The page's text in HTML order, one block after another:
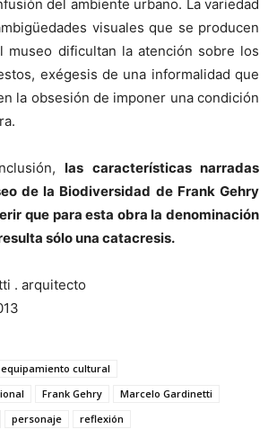
del ambiente urbano. La variedad
visuales que se producen
museo dificultan la atención sobre los
exégesis de una informalidad que
la obsesión de imponer una condición
las características narradas
de la Biodiversidad de Frank Gehry
que para esta obra la denominación
sólo una catacresis.
. arquitecto
equipamiento cultural
Frank Gehry
Marcelo Gardinetti
personaje reflexión